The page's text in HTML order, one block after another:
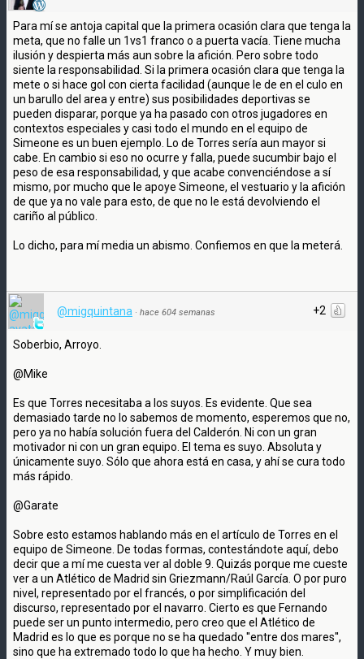
Para mí se antoja capital que la primera ocasión clara que tenga la
meta, que no falle un 1vs1 franco o a puerta vacía. Tiene mucha
ilusión y despierta más aun sobre la afición. Pero sobre todo
siente la responsabilidad. Si la primera ocasión clara que tenga la
mete o si hace gol con cierta facilidad (aunque le de en el culo en
un barullo del area y entre) sus posibilidades deportivas se
pueden disparar, porque ya ha pasado con otros jugadores en
contextos especiales y casi todo el mundo en el equipo de
Simeone es un buen ejemplo. Lo de Torres sería aun mayor si
cabe. En cambio si eso no ocurre y falla, puede sucumbir bajo el
peso de esa responsabilidad, y que acabe convenciéndose a sí
mismo, por mucho que le apoye Simeone, el vestuario y la afición
de que ya no vale para esto, de que no le está devolviendo el
cariño al público.
Lo dicho, para mí media un abismo. Confiemos en que la meterá.
+2
@migquintana · hace 604 semanas
Soberbio, Arroyo.
@Mike
Es que Torres necesitaba a los suyos. Es evidente. Que sea
demasiado tarde no lo sabemos de momento, esperemos que no,
pero ya no había solución fuera del Calderón. Ni con un gran
motivador ni con un gran equipo. El tema es suyo. Absoluta y
únicamente suyo. Sólo que ahora está en casa, y ahí se cura todo
más rápido.
@Garate
Sobre esto estamos hablando más en el artículo de Torres en el
equipo de Simeone. De todas formas, contestándote aquí, debo
decir que a mí me cuesta ver al doble 9. Quizás porque me cueste
ver a un Atlético de Madrid sin Griezmann/Raúl García. O por puro
nivel, representado por el francés, o por simplificación del
discurso, representado por el navarro. Cierto es que Fernando
puede ser un punto intermedio, pero creo que el Atlético de
Madrid es lo que es porque no se ha quedado ''entre dos mares'',
sino que ha extremado todo lo que ha hecho. Y muy bien.